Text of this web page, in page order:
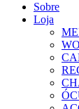
Sobre
Loja